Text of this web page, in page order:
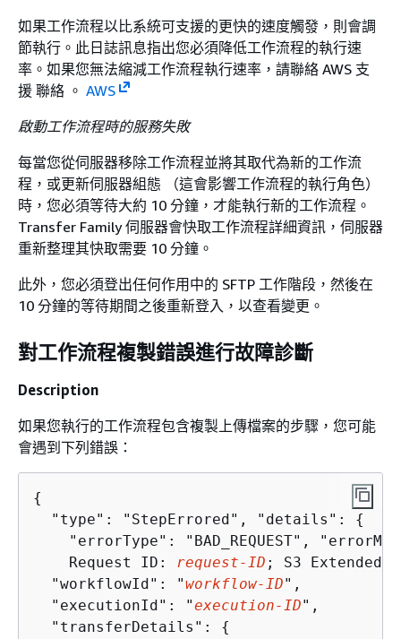
如果工作流程以比系統可支援的更快的速度觸發，則會調
節執行。此日誌訊息指出您必須降低工作流程的執行速
率。如果您無法縮減工作流程執行速率，請聯絡 AWS 支
援 聯絡 。 AWS
啟動工作流程時的服務失敗
每當您從伺服器移除工作流程並將其取代為新的工作流
程，或更新伺服器組態 （這會影響工作流程的執行角色）
時，您必須等待大約 10 分鐘，才能執行新的工作流程。
Transfer Family 伺服器會快取工作流程詳細資訊，伺服器
重新整理其快取需要 10 分鐘。
此外，您必須登出任何作用中的 SFTP 工作階段，然後在
10 分鐘的等待期間之後重新登入，以查看變更。
對工作流程複製錯誤進行故障診斷
Description
如果您執行的工作流程包含複製上傳檔案的步驟，您可能
會遇到下列錯誤：
{
  "type": "StepErrored", "details":
{
"errorType": "BAD_REQUEST",
    Request ID:
request-ID ; S3 Extended
  "workflowId": "
workflow-ID",
  "executionId": "
execution-ID",
  "transferDetails":
{